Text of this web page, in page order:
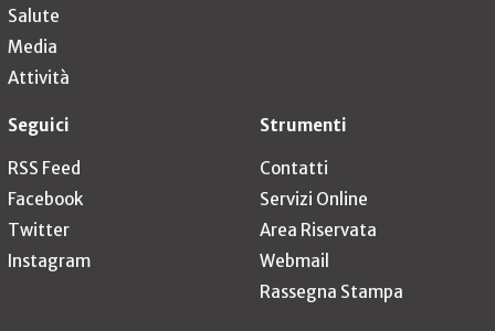
Salute
Media
Attività
Seguici
RSS Feed
Facebook
Twitter
Instagram
Strumenti
Contatti
Servizi Online
Area Riservata
Webmail
Rassegna Stampa